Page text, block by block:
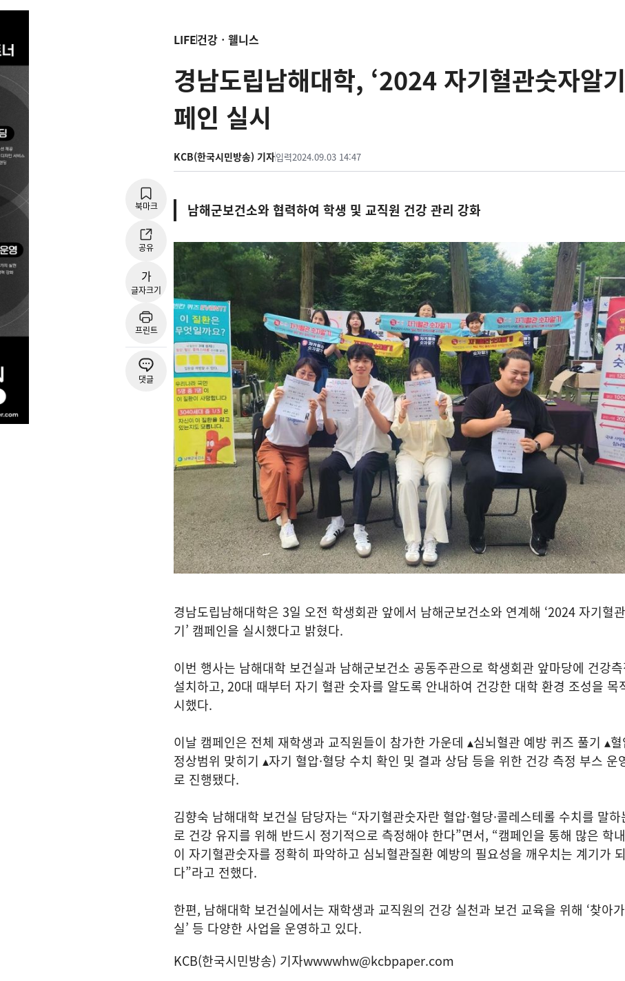
LIFE건강ㆍ웰니스
경남도립남해대학, ‘2024 자기혈관숫자알
페인 실시
KCB(한국시민방송) 기자입력2024.09.03 14:47
북마크
공유
가
글자크기
프린트
댓글
남해군보건소와 협력하여 학생 및 교직원 건강 관리 강화
경남도립남해대학은 3일 오전 학생회관 앞에서 남해군보건소와 연계해 ‘2024 자기혈
기’ 캠페인을 실시했다고 밝혔다.
이번 행사는 남해대학 보건실과 남해군보건소 공동주관으로 학생회관 앞마당에 건강
설치하고, 20대 때부터 자기 혈관 숫자를 알도록 안내하여 건강한 대학 환경 조성을 목
시했다.
이날 캠페인은 전체 재학생과 교직원들이 참가한 가운데 ▴심뇌혈관 예방 퀴즈 풀기 ▴혈
정상범위 맞히기 ▴자기 혈압·혈당 수치 확인 및 결과 상담 등을 위한 건강 측정 부스 운
로 진행됐다.
김향숙 남해대학 보건실 담당자는 “자기혈관숫자란 혈압·혈당·콜레스테롤 수치를 말하
로 건강 유지를 위해 반드시 정기적으로 측정해야 한다”면서, “캠페인을 통해 많은 학
이 자기혈관숫자를 정확히 파악하고 심뇌혈관질환 예방의 필요성을 깨우치는 계기가
다”라고 전했다.
한편, 남해대학 보건실에서는 재학생과 교직원의 건강 실천과 보건 교육을 위해 ‘찾아
실’ 등 다양한 사업을 운영하고 있다.
KCB(한국시민방송) 기자wwwwhw@kcbpaper.com